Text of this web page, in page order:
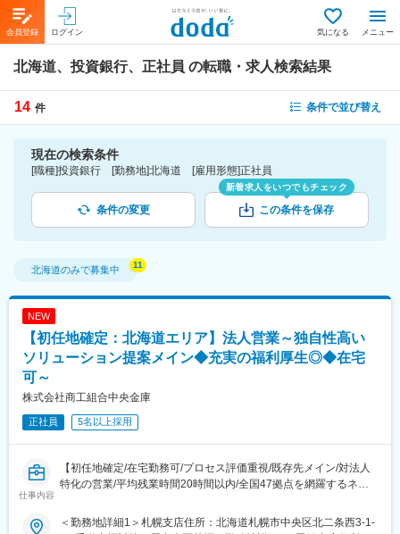
会員登録 ログイン 気になる メニュー
北海道、投資銀行、正社員 の転職・求人検索結果
14 件 条件で並び替え
現在の検索条件
[職種]投資銀行 [勤務地]北海道 [雇用形態]正社員
条件の変更
新着求人をいつでもチェック
この条件を保存
北海道のみで募集中
NEW
【初任地確定：北海道エリア】法人営業～独自性高い
ソリューション提案メイン◆充実の福利厚生◎◆在宅
可～
株式会社商工組合中央金庫
正社員 5名以上採用
仕事内容
【初任地確定/在宅勤務可/プロセス評価重視/既存先メイン/対法人
特化の営業/平均残業時間20時間以内/全国47拠点を網羅するネッ
■職務概要：
＜勤務地詳細1＞札幌支店住所：北海道札幌市中央区北二条西3-1-